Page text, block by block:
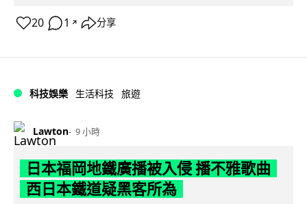
20 1 ↗ 分享
科技娛樂 生活科技 旅遊
Lawton 9 小時
日本福岡地鐵廣播被入侵 播不雅歌曲
西日本鐵道疑黑客所為